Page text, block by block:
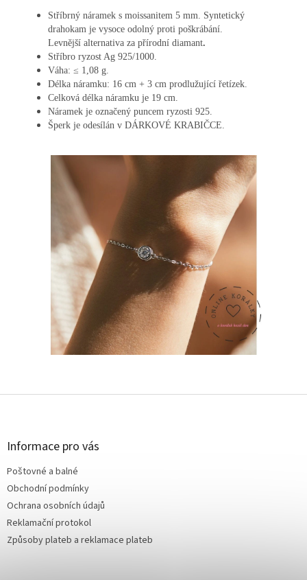
Stříbrný náramek s moissanitem 5 mm. Syntetický
drahokam je vysoce odolný proti poškrábání.
Levnější alternativa za přírodní diamant.
Stříbro ryzost Ag 925/1000.
Váha: ≤ 1,08 g.
Délka náramku: 16 cm + 3 cm prodlužující řetízek.
Celková délka náramku je 19 cm.
Náramek je označený puncem ryzosti 925.
Šperk je odesílán v DÁRKOVÉ KRABIČCE.
Z
Informace pro vás
Poštovné a balné
Obchodní podmínky
Ochrana osobních údajů
Reklamační protokol
Způsoby plateb a reklamace plateb